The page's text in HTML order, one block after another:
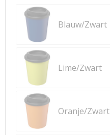
Blauw/Zwart
Lime/Zwart
Oranje/Zwart